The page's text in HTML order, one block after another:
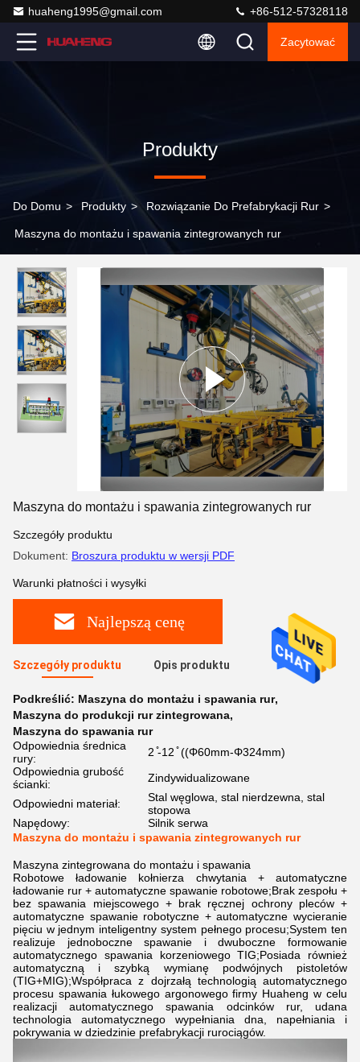
huaheng1995@gmail.com +86-512-57328118
Zacytować
Produkty
Do Domu > Produkty > Rozwiązanie Do Prefabrykacji Rur >
Maszyna do montażu i spawania zintegrowanych rur
Maszyna do montażu i spawania zintegrowanych rur
Szczegóły produktu
Dokument: Broszura produktu w wersji PDF
Warunki płatności i wysyłki
Najlepszą cenę
Szczegóły produktu Opis produktu
Podkreślić: Maszyna do montażu i spawania rur,
Maszyna do produkcji rur zintegrowana,
Maszyna do spawania rur
Odpowiednia średnica
rury:
2 ̊-12 ̊ ((Φ60mm-Φ324mm)
Odpowiednia grubość
ścianki:
Zindywidualizowane
Odpowiedni materiał:
Stal węglowa, stal nierdzewna, stal
stopowa
Napędowy:
Silnik serwa
Maszyna do montażu i spawania zintegrowanych rur
Maszyna zintegrowana do montażu i spawania
Robotowe ładowanie kołnierza chwytania + automatyczne
ładowanie rur + automatyczne spawanie robotowe;Brak zespołu +
bez spawania miejscowego + brak ręcznej ochrony pleców +
automatyczne spawanie robotyczne + automatyczne wycieranie
pięciu w jednym inteligentny system pełnego procesu;System ten
realizuje jednoboczne spawanie i dwuboczne formowanie
automatycznego spawania korzeniowego TIG;Posiada również
automatyczną i szybką wymianę podwójnych pistoletów
(TIG+MIG);Współpraca z dojrzałą technologią automatycznego
procesu spawania łukowego argonowego firmy Huaheng w celu
realizacji automatycznego spawania odcinków rur, udana
technologia automatycznego wypełniania dna, napełniania i
pokrywania w dziedzinie prefabrykacji rurociągów.